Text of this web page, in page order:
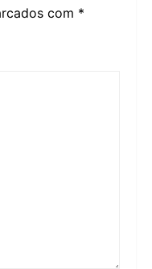
com *